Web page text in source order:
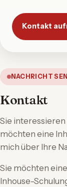
Kontakt
NACHRICHT
Kontakt
Sie
möchten eine
mich über Ihre
Sie möchten
Inhouse-